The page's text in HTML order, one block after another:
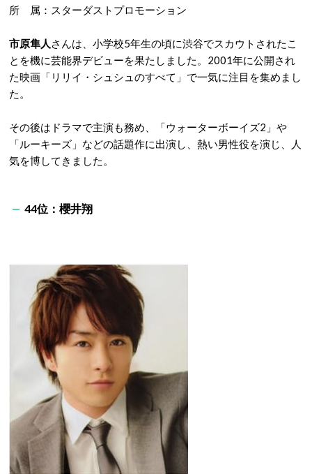
所 属：スターダストプロモーション
市原隼人 さんは、小学校5年生の頃に渋谷でスカウトされたこ
とを機に芸能界デビューを果たしました。2001年に公開され
た映画「リリイ・シュシュのすべて」で一気に注目を集めまし
た。
その後はドラマで主演も務め、「ウォーターボーイズ2」や
「ルーキーズ」などの話題作に出演し、熱い男性役を演じ、人
気を博してきました。
44位：櫻井翔